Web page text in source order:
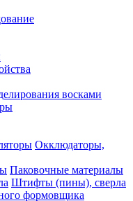
восками
Окклюдаторы,
Паковочные материалы
Штифты (пины), сверла